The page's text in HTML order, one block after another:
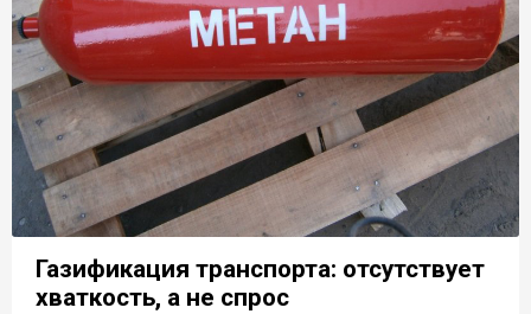
Газификация транспорта: отсутствует
хваткость, а не спрос